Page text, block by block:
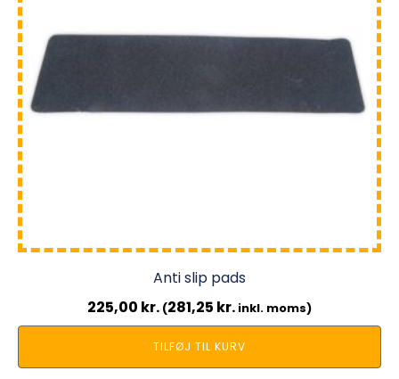
Anti slip pads
225,00 kr. (281,25 kr. inkl. moms)
TILFØJ TIL KURV